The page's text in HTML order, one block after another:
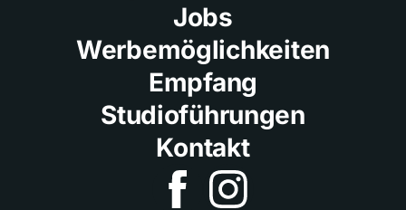
Jobs
Werbemöglichkeiten
Empfang
Studioführungen
Kontakt